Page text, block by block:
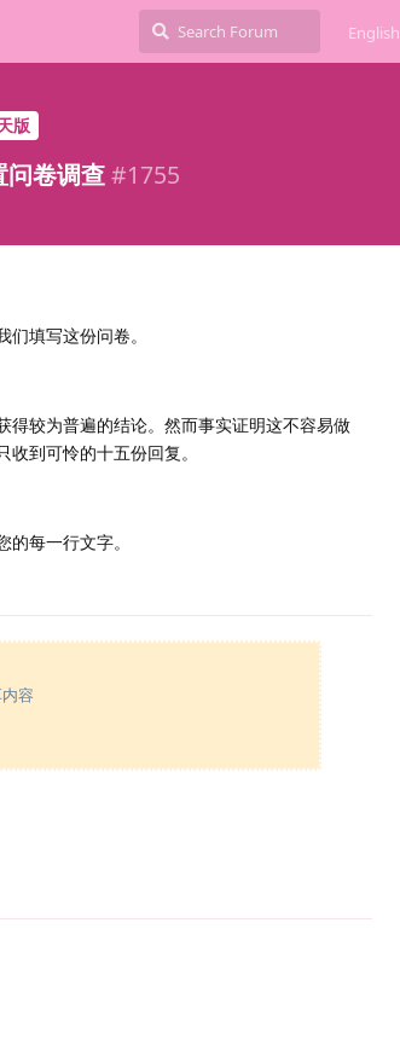
English
版
问卷调查#1755
填写这份问卷。
得较为普遍的结论。然而事实证明这不容易做
到可怜的十五份回复。
每一行文字。
容